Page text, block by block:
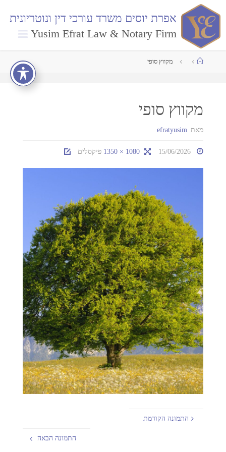
אפרת יוסים משרד עורכי דין ונוטריונית
Yusim Efrat Law & Notary Firm
מקווץ סופי
מקווץ סופי
מאת efratyusim
15/06/2026
1080 × 1350 פיקסלים
התמונה הקודמת
התמונה הבאה